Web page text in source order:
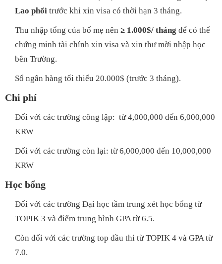
Lao phổi trước khi xin visa có thời hạn 3 tháng.
Thu nhập tổng của bố mẹ nên ≥ 1.000$/ tháng để có thể
chứng minh tài chính xin visa và xin thư mời nhập học
bên Trường.
Sổ ngân hàng tối thiểu 20.000$ (trước 3 tháng).
Chi phí
Đối với các trường công lập: từ 4,000,000 đến 6,000,000
KRW
Dối với các trường còn lại: từ 6,000,000 đến 10,000,000
KRW
Học bổng
Đối với các trường Đại học tầm trung xét học bổng từ
TOPIK 3 và điểm trung bình GPA từ 6.5.
Còn đối với các trường top đầu thi từ TOPIK 4 và GPA từ
7.0.